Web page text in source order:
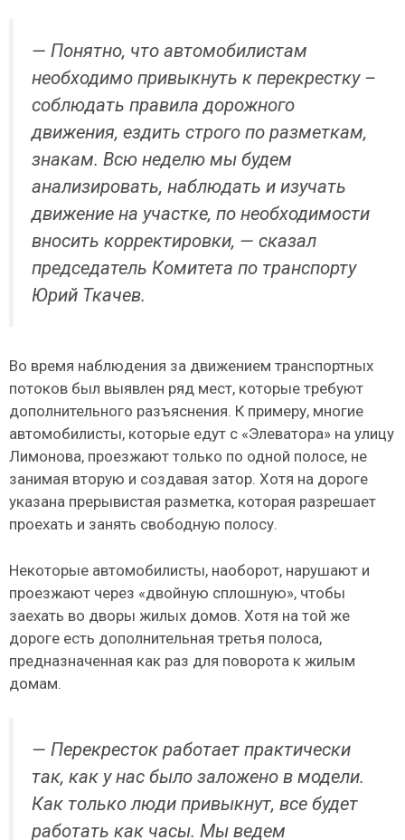
— Понятно, что автомобилистам
необходимо привыкнуть к перекрестку –
соблюдать правила дорожного
движения, ездить строго по разметкам,
знакам. Всю неделю мы будем
анализировать, наблюдать и изучать
движение на участке, по необходимости
вносить корректировки, — сказал
председатель Комитета по транспорту
Юрий Ткачев.
Во время наблюдения за движением транспортных
потоков был выявлен ряд мест, которые требуют
дополнительного разъяснения. К примеру, многие
автомобилисты, которые едут с «Элеватора» на улицу
Лимонова, проезжают только по одной полосе, не
занимая вторую и создавая затор. Хотя на дороге
указана прерывистая разметка, которая разрешает
проехать и занять свободную полосу.
Некоторые автомобилисты, наоборот, нарушают и
проезжают через «двойную сплошную», чтобы
заехать во дворы жилых домов. Хотя на той же
дороге есть дополнительная третья полоса,
предназначенная как раз для поворота к жилым
домам.
— Перекресток работает практически
так, как у нас было заложено в модели.
Как только люди привыкнут, все будет
работать как часы. Мы ведем